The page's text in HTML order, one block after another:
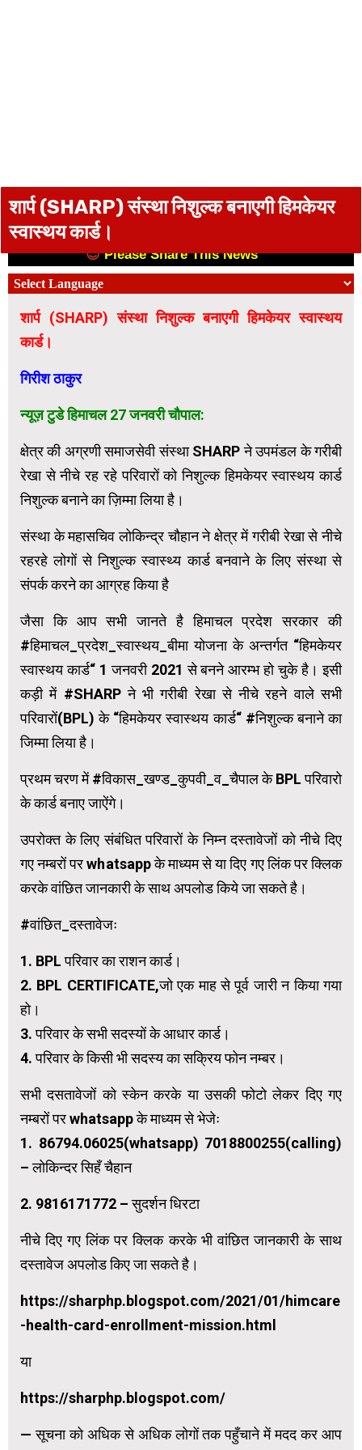
शार्प (SHARP) संस्था निशुल्क बनाएगी हिमकेयर
स्वास्थय कार्ड।
😊 Please Share This News😊
शार्प (SHARP) संस्था निशुल्क बनाएगी हिमकेयर स्वास्थय
कार्ड।
गिरीश ठाकुर
न्यूज़ टुडे हिमाचल 27 जनवरी चौपाल:
क्षेत्र की अग्रणी समाजसेवी संस्था SHARP ने उपमंडल के गरीबी
रेखा से नीचे रह रहे परिवारों को निशुल्क हिमकेयर स्वास्थय कार्ड
निशुल्क बनाने का ज़िम्मा लिया है।
संस्था के महासचिव लोकिन्द्र चौहान ने क्षेत्र में गरीबी रेखा से नीचे
रहरहे लोगों से निशुल्क स्वास्थ्य कार्ड बनवाने के लिए संस्था से
संपर्क करने का आग्रह किया है
जैसा कि आप सभी जानते है हिमाचल प्रदेश सरकार की
#हिमाचल_प्रदेश_स्वास्थय_बीमा योजना के अन्तर्गत “हिमकेयर
स्वास्थय कार्ड“ 1 जनवरी 2021 से बनने आरम्भ हो चुके है। इसी
कड़ी में #SHARP ने भी गरीबी रेखा से नीचे रहने वाले सभी
परिवारों(BPL) के “हिमकेयर स्वास्थय कार्ड“ #निशुल्क बनाने का
जिम्मा लिया है।
प्रथम चरण में #विकास_खण्ड_कुपवी_व_चैपाल के BPL परिवारो
के कार्ड बनाए जाऐंगे।
उपरोक्त के लिए संबंधित परिवारों के निम्न दस्तावेजों को नीचे दिए
गए नम्बरों पर whatsapp के माध्यम से या दिए गए लिंक पर क्लिक
करके वांछित जानकारी के साथ अपलोड किये जा सकते है।
#वांछित_दस्तावेजः
1. BPL परिवार का राशन कार्ड।
2. BPL CERTIFICATE,जो एक माह से पूर्व जारी न किया गया
हो।
3. परिवार के सभी सदस्यों के आधार कार्ड।
4. परिवार के किसी भी सदस्य का सक्रिय फोन नम्बर।
सभी दसतावेजों को स्केन करके या उसकी फोटो लेकर दिए गए
नम्बरों पर whatsapp के माध्यम से भेजेः
1. 86794.06025(whatsapp) 7018800255(calling)
– लोकिन्दर सिहँ चैहान
2. 9816171772 – सुदर्शन धिरटा
नीचे दिए गए लिंक पर क्लिक करके भी वांछित जानकारी के साथ
दस्तावेज अपलोड किए जा सकते है।
https://sharphp.blogspot.com/2021/01/himcare
-health-card-enrollment-mission.html
या
https://sharphp.blogspot.com/
— सूचना को अधिक से अधिक लोगों तक पहुँचाने में मदद कर आप